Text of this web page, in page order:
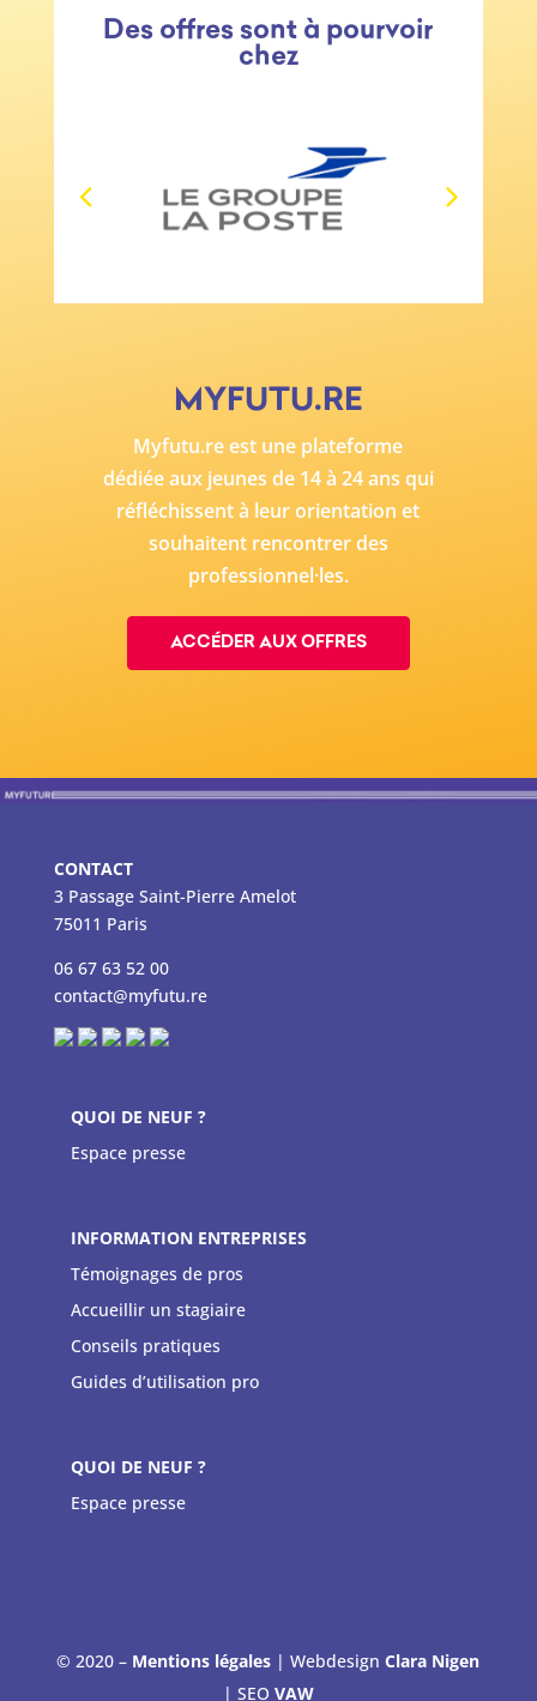
Des offres sont à pourvoir
chez
MYFUTU.RE
Myfutu.reest une plateforme
dédiée aux jeunes de 14 à 24 ans qui
réfléchissent à leur orientation et
souhaitent rencontrer des
professionnel·les.
ACCÉDER AUX OFFRES
CONTACT
3 Passage Saint-Pierre Amelot
75011 Paris
06 67 63 52 00
contact@myfutu.re
QUOI DE NEUF ?
Espace presse
INFORMATION ENTREPRISES
Témoignages de pros
Accueillir un stagiaire
Conseils pratiques
Guides d’utilisation pro
QUOI DE NEUF ?
Espace presse
© 2020 – Mentions légales | WebdesignClara Nigen
| SEO VAW